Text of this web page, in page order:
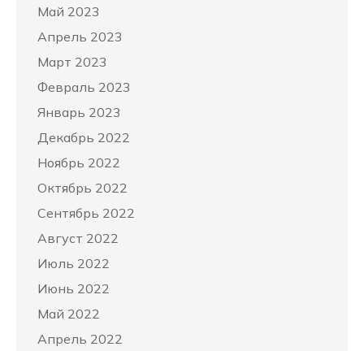
Май 2023
Апрель 2023
Март 2023
Февраль 2023
Январь 2023
Декабрь 2022
Ноябрь 2022
Октябрь 2022
Сентябрь 2022
Август 2022
Июль 2022
Июнь 2022
Май 2022
Апрель 2022